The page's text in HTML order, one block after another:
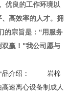
优良的工作环境以
高效率的人才。拥
的宗旨是：“用服务
双赢！"我公司愿与
品介绍： 岩棉
速离心设备制成人